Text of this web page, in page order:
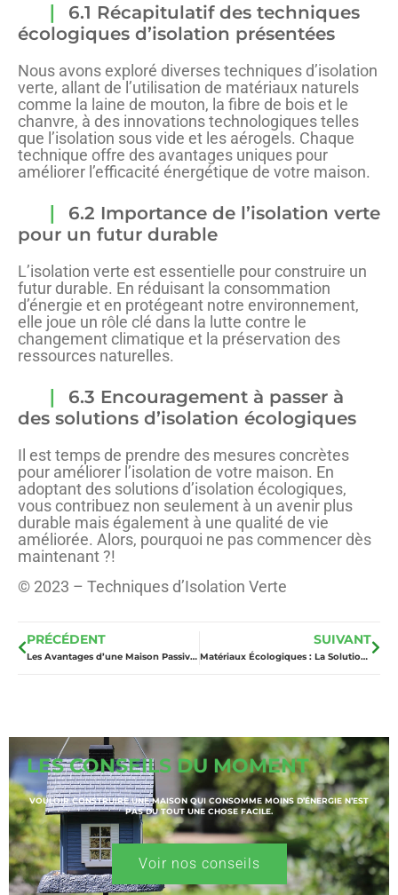
6.1 Récapitulatif des techniques
écologiques d’isolation présentées
Nous avons exploré diverses techniques d’isolation
verte, allant de l’utilisation de matériaux naturels
comme la laine de mouton, la fibre de bois et le
chanvre, à des innovations technologiques telles
que l’isolation sous vide et les aérogels. Chaque
technique offre des avantages uniques pour
améliorer l’efficacité énergétique de votre maison.
6.2 Importance de l’isolation verte
pour un futur durable
L’isolation verte est essentielle pour construire un
futur durable. En réduisant la consommation
d’énergie et en protégeant notre environnement,
elle joue un rôle clé dans la lutte contre le
changement climatique et la préservation des
ressources naturelles.
6.3 Encouragement à passer à
des solutions d’isolation écologiques
Il est temps de prendre des mesures concrètes
pour améliorer l’isolation de votre maison. En
adoptant des solutions d’isolation écologiques,
vous contribuez non seulement à un avenir plus
durable mais également à une qualité de vie
améliorée. Alors, pourquoi ne pas commencer dès
maintenant ?!
© 2023 – Techniques d’Isolation Verte
PRÉCÉDENT
Les Avantages d’une Maison Passive: Efficacité Énergétique et Confort
SUIVANT
Matériaux Écologiques : La Solution Durable pour un Habitat Sain
LES CONSEILS DU MOMENT
VOULOIR CONSTRUIRE UNE MAISON QUI CONSOMME MOINS D’ÉNERGIE N’EST
PAS DU TOUT UNE CHOSE FACILE.
Voir nos conseils